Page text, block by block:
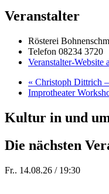
Veranstalter
Rösterei
Telefon 08234 3720
Veranstalter-Website
« Christoph Dittrich
Improtheater
Kultur in und
Die nächsten
Fr.. 14.08.26 / 19:30